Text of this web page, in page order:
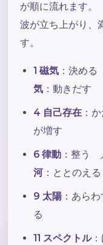
が順に流れます。
波が立ち上がり、
す。
1 磁気 ：決め
気 ：動きだす
4 自己存在 ：
が増す
6 律動 ：整う
河：ととのえる
9 太陽 ：あら
る
11 スペクトル